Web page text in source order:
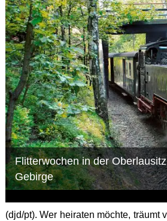
Flitterwochen in der
Gebirge
(djd/pt). Wer heiraten möchte, träumt